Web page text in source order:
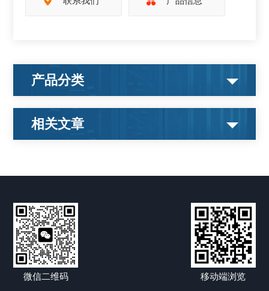
产品分类
相关文章
微信二维码 移动端浏览